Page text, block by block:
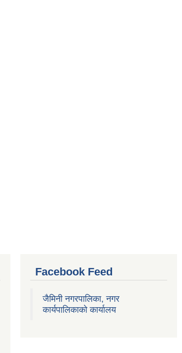
Facebook Feed
जैमिनी नगरपालिका, नगर
कार्यपालिकाको कार्यालय